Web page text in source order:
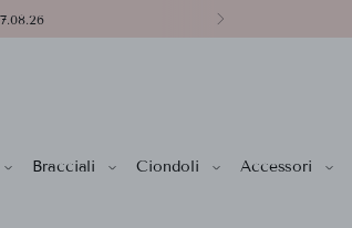
Bracciali Ciondoli Accessori